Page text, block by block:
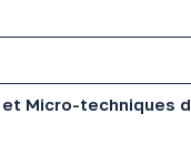
Micro-techniques